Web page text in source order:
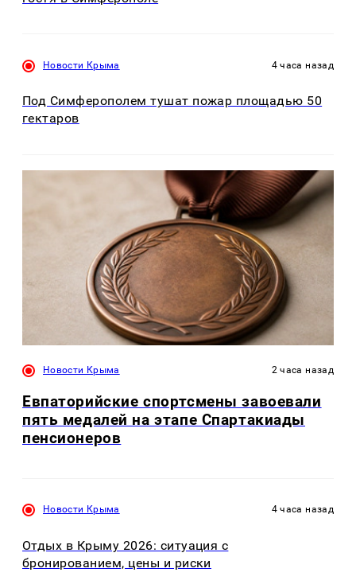
Новости Крыма 4 часа назад
Под Симферополем тушат пожар площадью 50
гектаров
Новости Крыма 2 часа назад
Евпаторийские спортсмены завоевали
пять медалей на этапе Спартакиады
пенсионеров
Новости Крыма 4 часа назад
Отдых в Крыму 2026: ситуация с
бронированием, цены и риски